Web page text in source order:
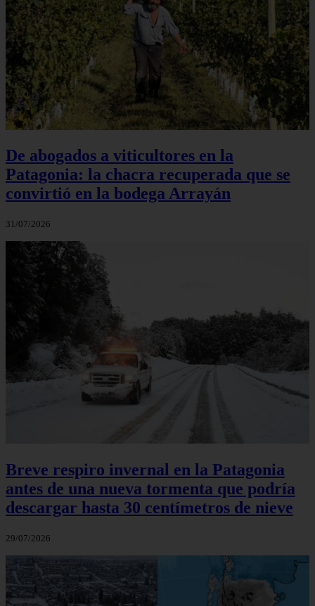
De abogados a viticultores en la
Patagonia: la chacra recuperada que se
convirtió en la bodega Arrayán
31/07/2026
Breve respiro invernal en la Patagonia
antes de una nueva tormenta que podría
descargar hasta 30 centímetros de nieve
29/07/2026